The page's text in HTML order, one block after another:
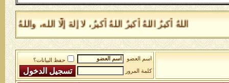
اللهُ أكبرُ اللهُ أكبرُ اللهُ أكبرُ، لا إلهَ إلَّا الله،
اسم العضو
حفظ البيانات؟
كلمة المرور